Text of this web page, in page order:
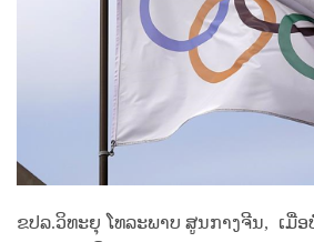
ຂປລ.ວິທະຍຸ ໂທລະພາບ ສູນກາງຈີນ,
ເມື່